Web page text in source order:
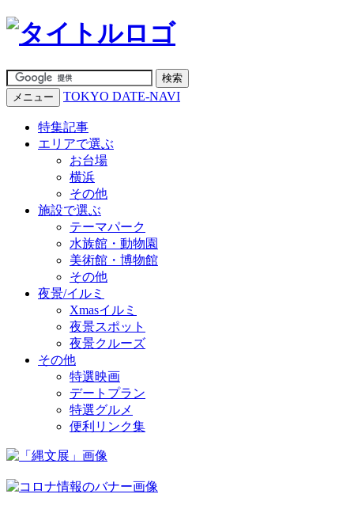
メニュー TOKYO DATE-NAVI
特集記事
エリアで選ぶ
お台場
横浜
その他
施設で選ぶ
テーマパーク
水族館・動物園
美術館・博物館
その他
夜景/イルミ
Xmasイルミ
夜景スポット
夜景クルーズ
その他
特選映画
デートプラン
特選グルメ
便利リンク集